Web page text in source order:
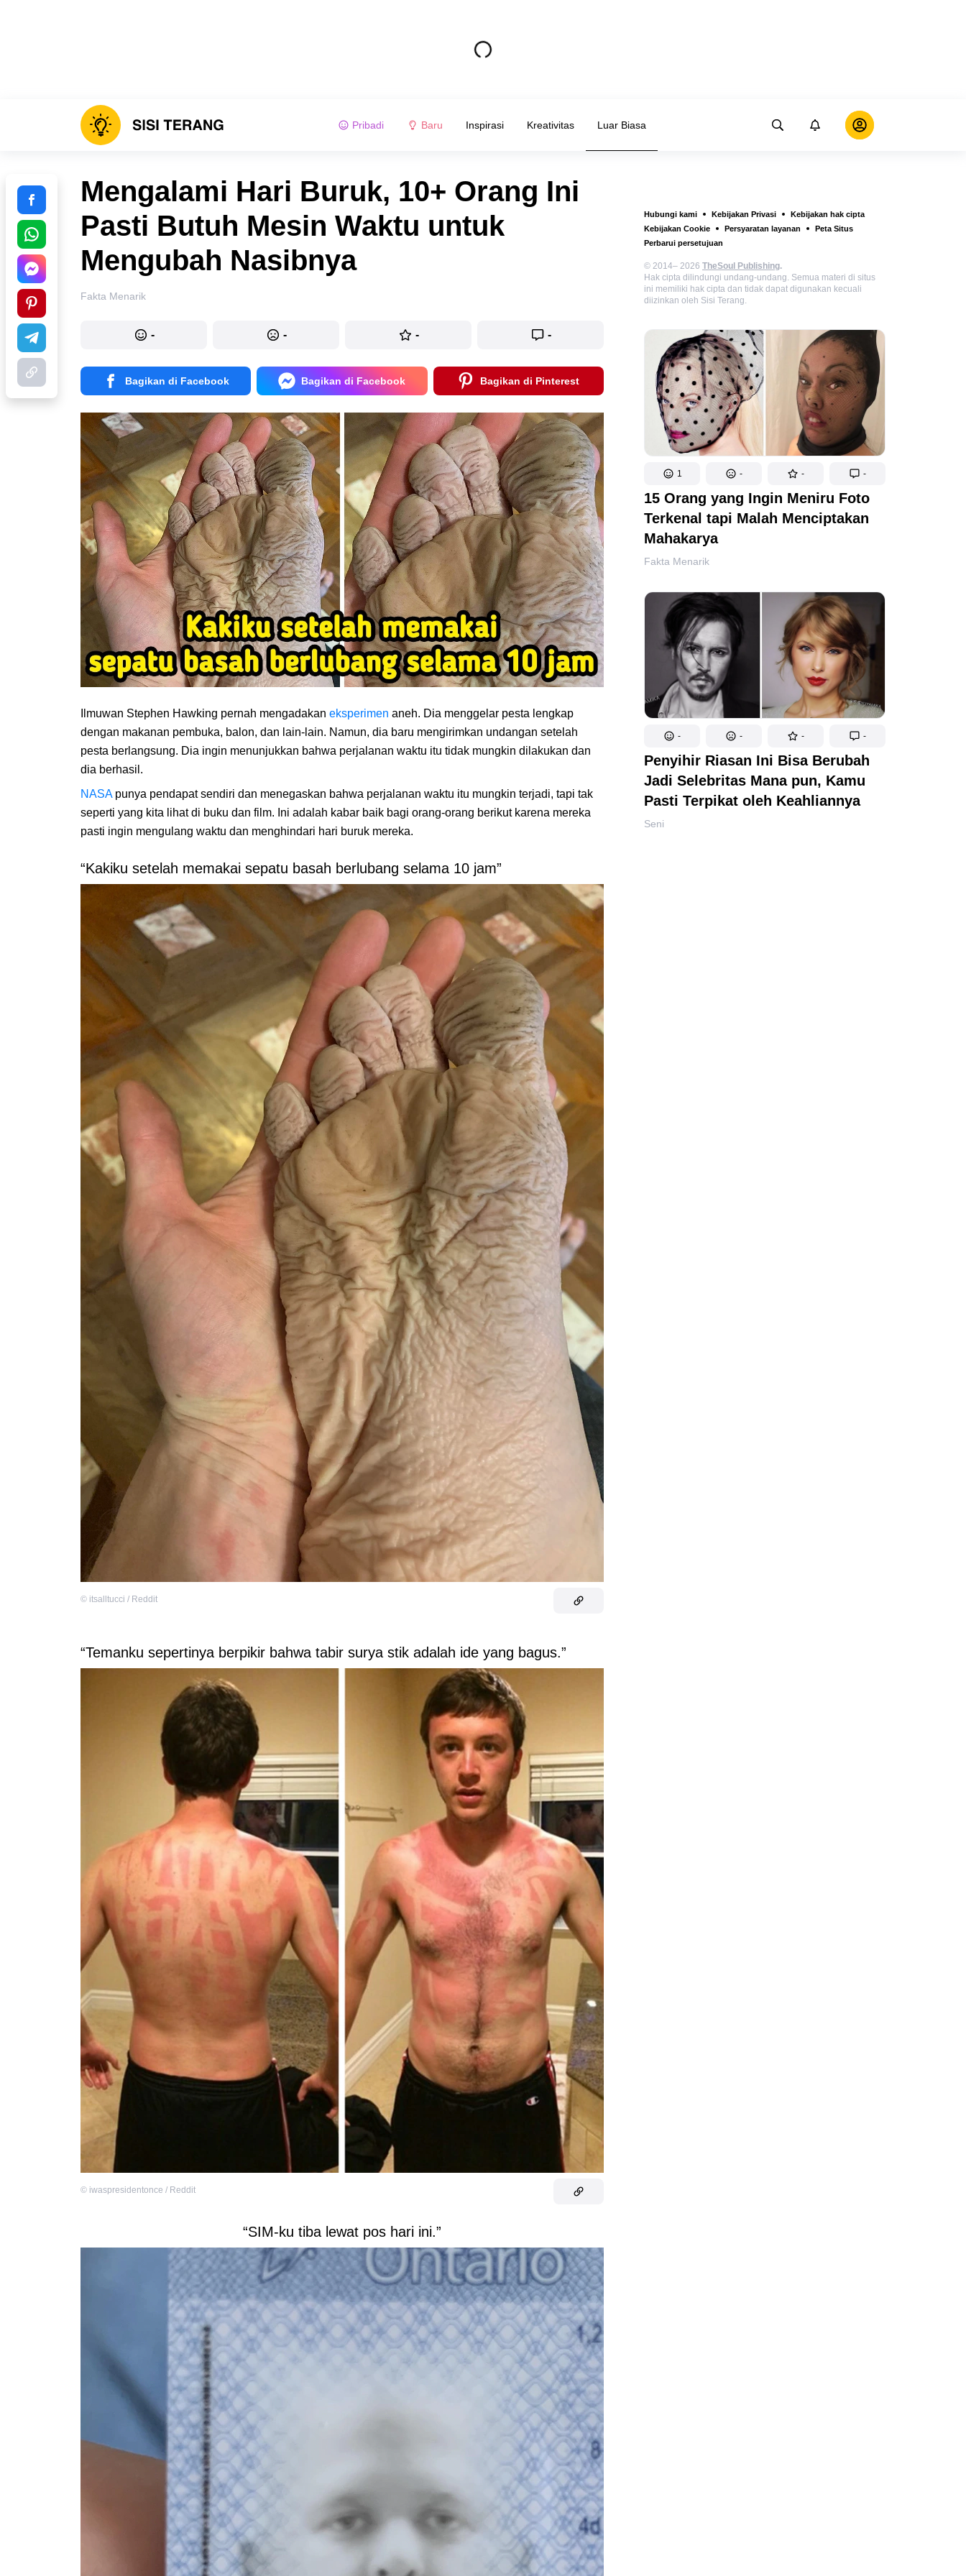
Pribadi Baru Inspirasi Kreativitas Luar Biasa
Hubungi kami Kebijakan Privasi
Kebijakan hak cipta
Kebijakan Cookie
Persyaratan layanan
Peta Situs
Perbarui persetujuan
© 2014– 2026 TheSoul Publishing.
Hak cipta dilindungi undang-undang. Semua materi di situs
ini memiliki hak cipta dan tidak dapat digunakan kecuali
diizinkan oleh Sisi Terang.
1 - - -
15 Orang yang Ingin Meniru Foto
Terkenal tapi Malah Menciptakan
Mahakarya
Fakta Menarik
- - - -
Penyihir Riasan Ini Bisa Berubah
Jadi Selebritas Mana pun, Kamu
Pasti Terpikat oleh Keahliannya
Seni
Mengalami Hari Buruk, 10+ Orang Ini
Pasti Butuh Mesin Waktu untuk
Mengubah Nasibnya
Fakta Menarik
- - - -
Bagikan di Facebook Bagikan di Facebook Bagikan di Pinterest
Ilmuwan Stephen Hawking pernah mengadakan eksperimen aneh. Dia menggelar pesta lengkap
dengan makanan pembuka, balon, dan lain-lain. Namun, dia baru mengirimkan undangan setelah
pesta berlangsung. Dia ingin menunjukkan bahwa perjalanan waktu itu tidak mungkin dilakukan dan
dia berhasil.
NASApunya pendapat sendiri dan menegaskan bahwa perjalanan waktu itu mungkin terjadi, tapi tak
seperti yang kita lihat di buku dan film. Ini adalah kabar baik bagi orang-orang berikut karena mereka
pasti ingin mengulang waktu dan menghindari hari buruk mereka.
“Kakiku setelah memakai sepatu basah berlubang selama 10 jam”
© itsalltucci / Reddit
“Temanku sepertinya berpikir bahwa tabir surya stik adalah ide yang bagus.”
© iwaspresidentonce / Reddit
“SIM-ku tiba lewat pos hari ini.”